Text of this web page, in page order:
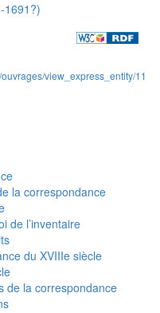
1691?)
view_express_entity/11
la correspondance
de l’inventaire
du XVIIIe siècle
de la correspondance